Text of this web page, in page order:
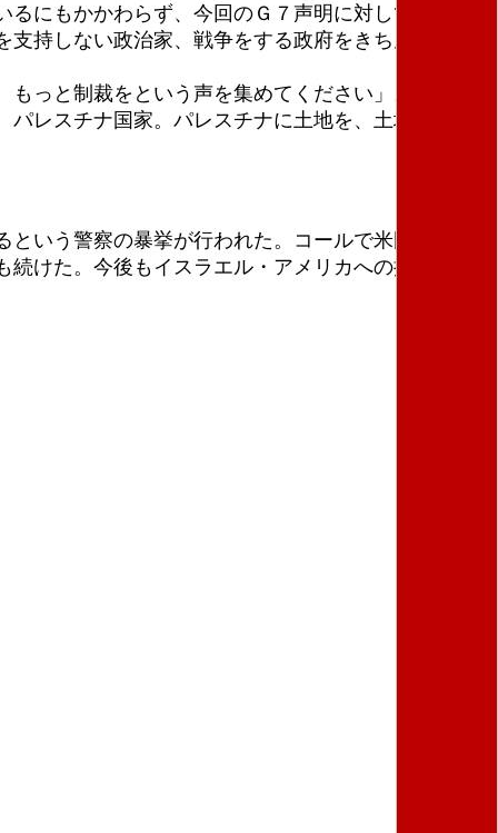
にもかかわらず、今回のＧ７声明に対して何も言
持しない政治家、戦争をする政府をきちんと批判
っと制裁をという声を集めてください」。
レスチナ国家。パレスチナに土地を、土地を返
いう警察の暴挙が行われた。コールで米国大使館
けた。今後もイスラエル・アメリカへの抗議を続